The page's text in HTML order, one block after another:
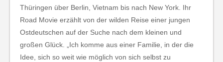
Thüringen über Berlin, Vietnam bis nach New York. Ihr
Road Movie erzählt von der wilden Reise einer jungen
Ostdeutschen auf der Suche nach dem kleinen und
großen Glück. „Ich komme aus einer Familie, in der die
Idee, sich so weit wie möglich von sich selbst zu